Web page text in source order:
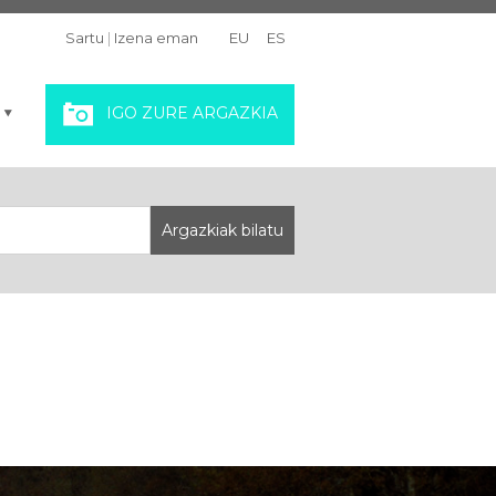
Sartu | Izena eman EU ES
IGO ZURE ARGAZKIA